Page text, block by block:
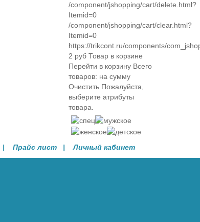
/component/jshopping/cart/delete.html?
Itemid=0
/component/jshopping/cart/clear.html?
Itemid=0
https://trikcont.ru/components/
2 руб Товар в корзине
Перейти в корзину Всего
товаров: на сумму
Очистить Пожалуйста,
выберите атрибуты
товара.
| Прайс лист |Личный кабинет